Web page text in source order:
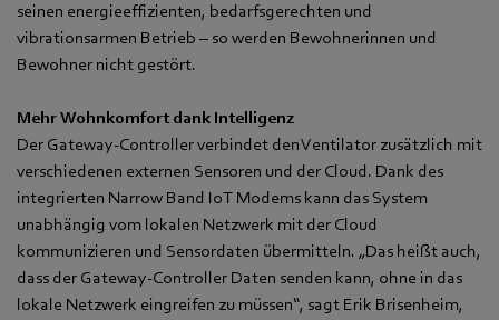
seinen energieeffizienten, bedarfsgerechten und
vibrationsarmen Betrieb – so werden Bewohnerinnen und
Bewohner nicht gestört.
Mehr Wohnkomfort dank Intelligenz
Der Gateway-Controller verbindet den Ventilator zusätzlich mit
verschiedenen externen Sensoren und der Cloud. Dank des
integrierten Narrow Band IoT Modems kann das System
unabhängig vom lokalen Netzwerk mit der Cloud
kommunizieren und Sensordaten übermitteln. „Das heißt auch,
dass der Gateway-Controller Daten senden kann, ohne in das
lokale Netzwerk eingreifen zu müssen“, sagt Erik Brisenheim,